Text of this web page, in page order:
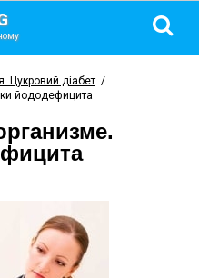
Цукровий діабет /
йододефицита